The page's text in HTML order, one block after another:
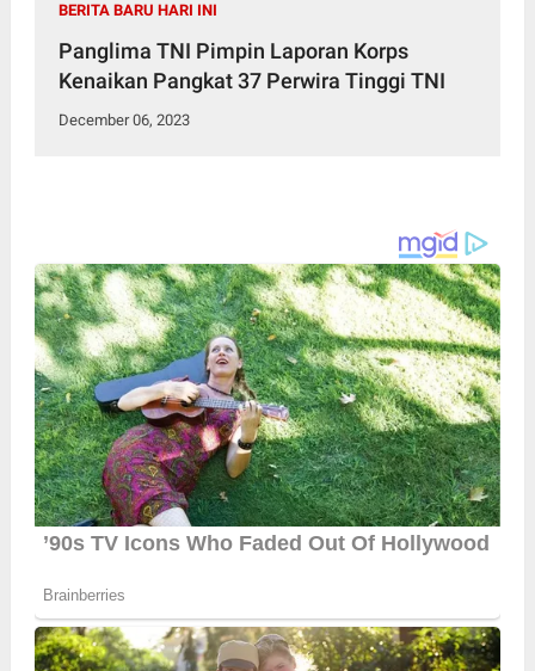
BERITA BARU HARI INI
Panglima TNI Pimpin Laporan Korps
Kenaikan Pangkat 37 Perwira Tinggi TNI
December 06, 2023